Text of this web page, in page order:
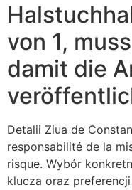
von 1,
damit die
Detalii Ziua de
responsabilité de la
risque. Wybór
klucza oraz